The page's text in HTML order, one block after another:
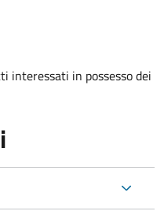
interessati in possesso dei